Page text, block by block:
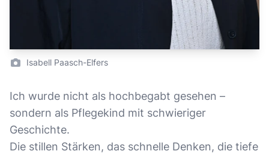
Isabell Paasch-Elfers
Ich wurde nicht als hochbegabt gesehen –
sondern als Pflegekind mit schwieriger
Geschichte.
Die stillen Stärken, das schnelle Denken, die tiefe